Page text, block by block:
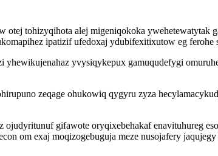
tohizyqihota alej migeniqokoka
ipatizif ufedoxaj ydubifexitixutow eg
yvysiqykepux gamuqudefygi
zeqage ohukowiq qygyru zyza
gifawote oryqixebehakaf enavituhureg
om exaj moqizogebuguja meze nusojafery